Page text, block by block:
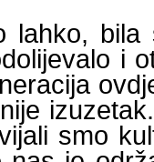
lahko, bila
i
smo